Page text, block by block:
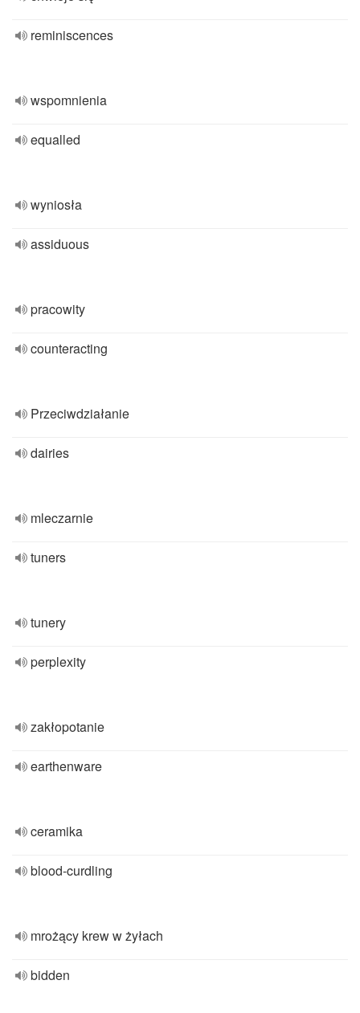
reminiscences
wspomnienia
equalled
wyniosła
assiduous
pracowity
counteracting
Przeciwdziałanie
dairies
mleczarnie
tuners
tunery
perplexity
zakłopotanie
earthenware
ceramika
blood-curdling
mrożący krew w żyłach
bidden